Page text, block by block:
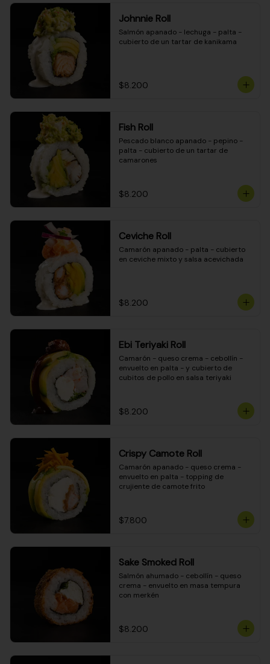
Johnnie Roll
Salmón apanado - lechuga - palta -
cubierto de un tartar de kanikama
$8.200
Fish Roll
Pescado blanco apanado - pepino -
palta - cubierto de un tartar de
camarones
$8.200
Ceviche Roll
Camarón apanado - palta - cubierto
en ceviche mixto y salsa acevichada
$8.200
Ebi Teriyaki Roll
Camarón - queso crema - cebollín -
envuelto en palta - y cubierto de
cubitos de pollo en salsa teriyaki
$8.200
Crispy Camote Roll
Camarón apanado - queso crema -
envuelto en palta - topping de
crujiente de camote frito
$7.800
Sake Smoked Roll
Salmón ahumado - cebollín - queso
crema - envuelto en masa tempura
con merkén
$8.200